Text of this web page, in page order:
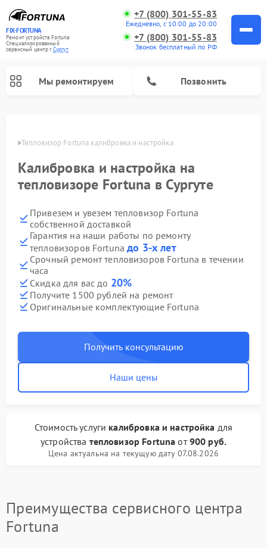
FIX-FORTUNA
Ремонт устройств Fortuna
Специализированный
cервисный центр г.Сургут
+7 (800) 301-55-83
Ежедневно, с 10:00 до 20:00
+7 (800) 301-55-83
Звонок бесплатный по РФ
Мы ремонтируем Позвонить
Тепловизор Fortuna калибровка и настройка
Калибровка и настройка на
тепловизоре Fortuna в Сургуте
Привезем и увезем тепловизор Fortuna
собственной доставкой
Гарантия на наши работы по ремонту
тепловизоров Fortunaдо 3-х лет
Срочный ремонт тепловизоров Fortuna в течении
часа
Скидка для вас до 20%
Получите 1500 рублей на ремонт
Оригинальные комплектующие Fortuna
Получить консультацию
Наши цены
Стоимость услуги калибровка и настройка для
устройства тепловизор Fortuna от900 руб.
Цена актуальна на текущую дату 07.08.2026
Преимущества сервисного центра
Fortuna